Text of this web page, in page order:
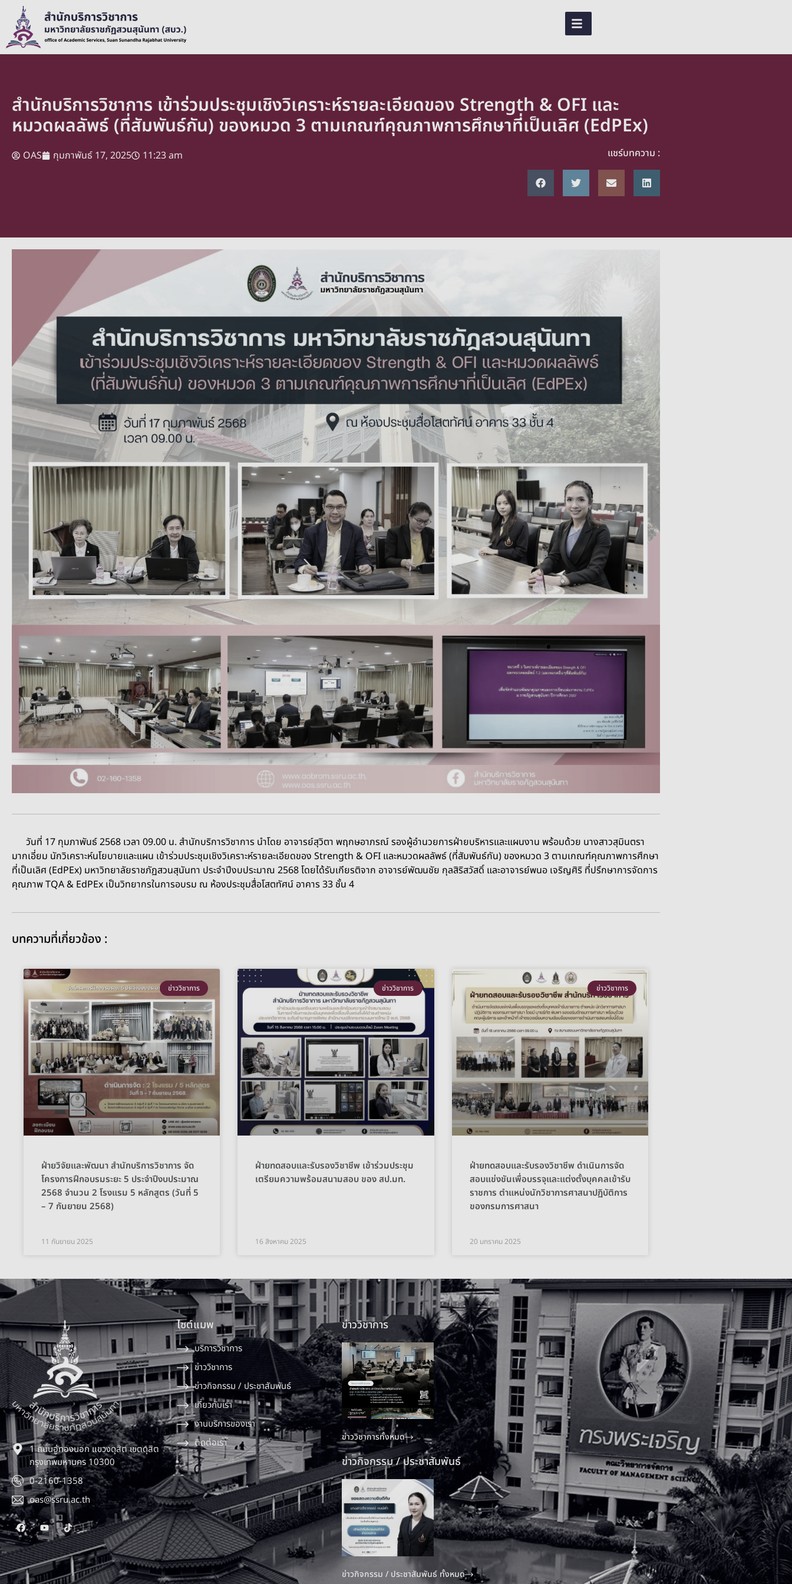
สำนักบริการวิชาการ เข้าร่วมประชุมเชิงวิเคราะห์รายละเอียดของ Strength & OFI และ
หมวดผลลัพธ์ (ที่สัมพันธ์กัน) ของหมวด 3 ตามเกณฑ์คุณภาพการศึกษาที่เป็นเลิศ (EdPEx)
OAS กุมภาพันธ์ 17, 2025 11:23 am แชร์บทความ :
วันที่ 17 กุมภาพันธ์ 2568 เวลา 09.00 น. สำนักบริการวิชาการ นำโดย อาจารย์สุวิตา พฤกษอาภรณ์ รองผู้อำนวยการฝ่ายบริหารและแผนงาน พร้อมด้วย นางสาวสุมินตรา
มากเอี่ยม นักวิเคราะห์นโยบายและแผน เข้าร่วมประชุมเชิงวิเคราะห์รายละเอียดของ Strength & OFI และหมวดผลลัพธ์ (ที่สัมพันธ์กัน) ของหมวด 3 ตามเกณฑ์คุณภาพการศึกษา
ที่เป็นเลิศ (EdPEx) มหาวิทยาลัยราชภัฏสวนสุนันทา ประจำปีงบประมาณ 2568โดยได้รับเกียรติจาก อาจารย์พัฒนชัย กุลสิริสวัสดิ์ และอาจารย์พนอ เจริญศิริ ที่ปรึกษาการจัดการ
คุณภาพ TQA & EdPEx เป็นวิทยากรในการอบรม ณ ห้องประชุมสื่อโสตทัศน์ อาคาร 33 ชั้น 4
บทความที่เกี่ยวข้อง :
ข่าววิชาการ
ฝ่ายวิจัยและพัฒนา สำนักบริการวิชาการ จัด
โครงการฝึกอบรมระยะ 5 ประจำปีงบประมาณ
2568 จำนวน 2 โรงแรม 5 หลักสูตร (วันที่ 5
– 7 กันยายน 2568)
11 กันยายน 2025
ข่าววิชาการ
ฝ่ายทดสอบและรับรองวิชาชีพ เข้าร่วมประชุม
เตรียมความพร้อมสนามสอบ ของ สป.มท.
16 สิงหาคม 2025
ข่าววิชาการ
ฝ่ายทดสอบและรับรองวิชาชีพ ดำเนินการจัด
สอบแข่งขันเพื่อบรรจุและแต่งตั้งบุคคลเข้ารับ
ราชการ ตำแหน่งนักวิชาการศาสนาปฏิบัติการ
ของกรมการศาสนา
20 มกราคม 2025
1 ถนนอู่ทองนอก แขวงดุสิต เขตดุสิต
กรุงเทพมหานคร 10300
0-2160-1358
oas@ssru.ac.th
ไซต์แมพ
บริการวิชาการ
ข่าววิชาการ
ข่าวกิจกรรม / ประชาสัมพันธ์
เกี่ยวกับเรา
งานบริการของเรา
ติดต่อเรา
ข่าววิชาการ
ข่าววิชาการทั้งหมด
ข่าวกิจกรรม / ประชาสัมพันธ์
ข่าวกิจกรรม / ประชาสัมพันธ์ ทั้งหมด